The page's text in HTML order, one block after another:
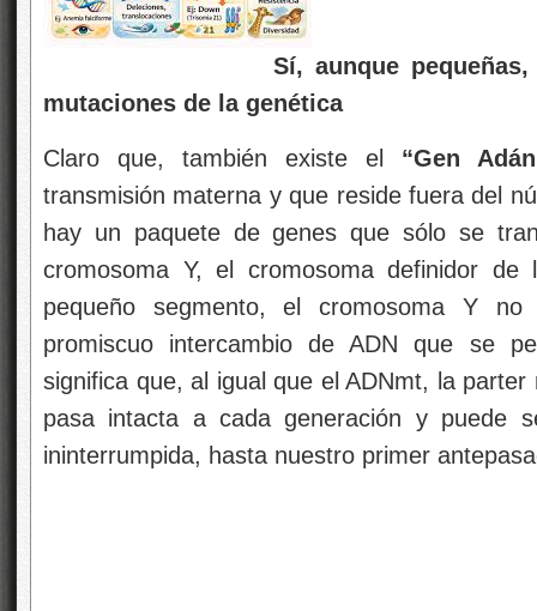
Sí, aunque pequeñas,
mutaciones de la genética
Claro que, también existe el “Gen
transmisión materna y que reside fuera del
hay un paquete de genes que sólo se
cromosoma Y, el cromosoma definidor de
pequeño segmento, el cromosoma Y
promiscuo intercambio de ADN que se
significa que, al igual que el ADNmt, la
pasa intacta a cada generación y puede
ininterrumpida, hasta nuestro primer